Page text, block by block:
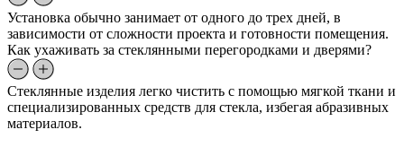
Установка обычно занимает от одного до трех дней, в
зависимости от сложности проекта и готовности помещения.
Как ухаживать за стеклянными перегородками и дверями?
Стеклянные изделия легко чистить с помощью мягкой ткани и
специализированных средств для стекла, избегая абразивных
материалов.